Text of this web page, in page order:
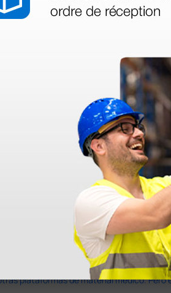
entrega se alarga.
plataformas de material médico.